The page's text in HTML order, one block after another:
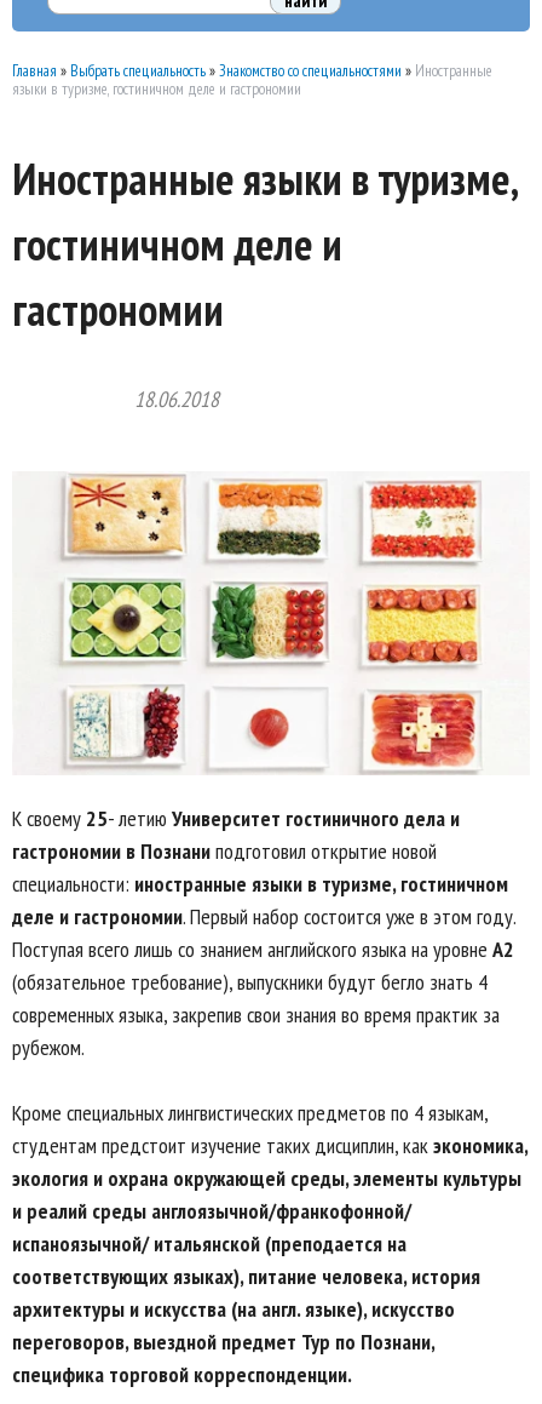
Главная » Выбрать специальность»Знакомство со специальностями » Иностранные
языки в туризме, гостиничном деле и гастрономии
Иностранные языки в туризме,
гостиничном деле и
гастрономии
18.06.2018
К своему 25- летию Университет гостиничного дела и
гастрономии в Познаниподготовил открытие новой
специальности: иностранные языки в туризме, гостиничном
деле и гастрономии. Первый набор состоится уже в этом году.
Поступая всего лишь со знанием английского языка на уровне А2
(обязательное требование), выпускники будут бегло знать 4
современных языка, закрепив свои знания во время практик за
рубежом.
Кроме специальных лингвистических предметов по 4 языкам,
студентам предстоит изучение таких дисциплин, какэкономика,
экология и охрана окружающей среды, элементы культуры
и реалий среды англоязычной/франкофонной/
испаноязычной/ итальянской (преподается на
соответствующих языках), питание человека, история
архитектуры и искусства (на англ. языке), искусство
переговоров, выездной предмет Тур по Познани,
специфика торговой корреспонденции.